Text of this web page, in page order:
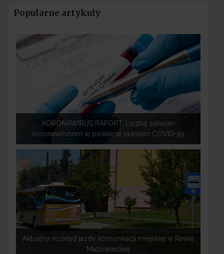
Popularne artykuły
KORONAWIRUS RAPORT: Liczba zakażeń
koronawirusem w powiecie rawskim COVID-19
Aktualny rozkład jazdy komunikacji miejskiej w Rawie
Mazowieckiej